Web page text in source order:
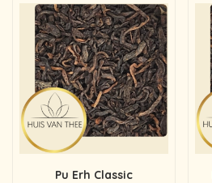
Pu Erh Classic